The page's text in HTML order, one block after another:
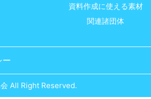
資料作成に使える素材
関連諸団体
ー
All Right Reserved.